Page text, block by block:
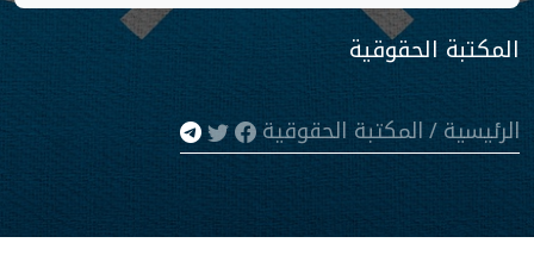
المكتبة الحقوقية
الرئيسية/المكتبة الحقوقية